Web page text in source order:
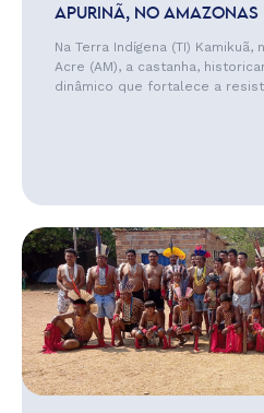
APURINÃ, NO AMAZONAS
Na Terra Indígena (TI)
Acre (AM), a castanha,
dinâmico que fortalece a